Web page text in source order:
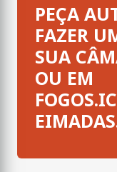
PEÇA
FAZER
SUA
OU EM
EIMADAS